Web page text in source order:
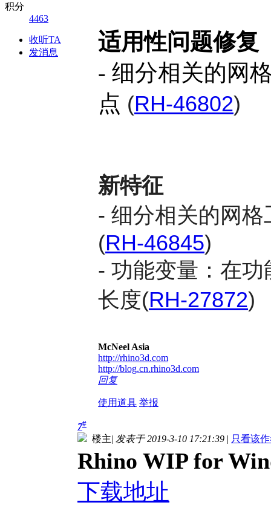
积分
4463
收听TA
发消息
适用性问题修复
- 细分相关的网
点 (RH-46802)
新特征
- 细分相关的网
(RH-46845)
- 功能变量：在
长度(RH-27872)
McNeel Asia
http://rhino3d.com
http://blog.cn.rhino3d.com
回复
使用道具 举报
7#
楼主| 发表于 2019-3-10 17:21:39 | 只看该
Rhino WIP for
下载地址